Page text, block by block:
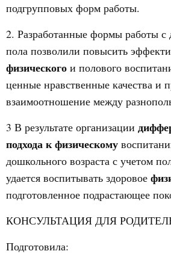
подгрупповых форм работы.
2. Разработанные формы работы с
пола позволили повысить
физического и полового
ценные нравственные качества и
взаимоотношение между
3 В результате организации
подхода к физическому
дошкольного возраста с учетом
удается воспитывать здоровое
подготовленное подрастающее
КОНСУЛЬТАЦИЯ ДЛЯ
Подготовила: